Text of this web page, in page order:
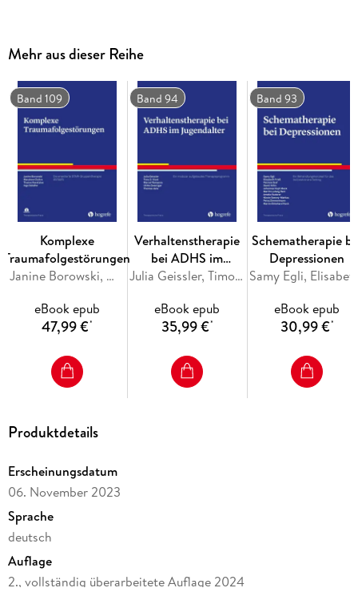
ressourcentheoretischen Ansatz. Danach entstehen die
elterlichen Erziehungsschwierigkeiten nicht aus einer
allgemeinen Unfähigkeit, sondern aus Überlastung und
ungenutzten Verhaltensmöglichkeiten. Die Eltern werden
angeleitet, wie sie ihr "schwieriges Kind" besser anleiten
Anweisungen zu geben, das Kind durch Lob und Tadel zu
lenken und die Hausaufgaben nach einem vorgegebenen Plan
machen zu lassen. Schließlich werden sie darin beraten, wie
sich die Familie neu und besser zusammenfinden kann.
Das Buch schildert den theoretischen Hintergrund des
Konzeptes und gibt eine genaue Anleitung zum Training in
Form von Manualen für das Einzel- und Gruppentraining. Die
Arbeitsmaterialien können nach erfolgter Registrierung von
der Website des Hogrefe Verlags heruntergeladen werden.
Mehr aus dieser Reihe
Band 109
Komplexe
Traumafolgestörungen
Janine Borowski, Marylene Cloitre, Thanos Karatzias, Ingo Schäfer
eBook epub
47,99 €*
Band 94
Verhaltenstherapie
bei ADHS im
Jugendalter
Julia Geissler, Timo D. Vloet, Ulrike Zwanzger, Marcel Romanos, Thomas Jans
eBook epub
35,99 €*
Band 93
Schematherapie
Depressionen
eBook epub
30,99 €*
Produktdetails
Erscheinungsdatum
06. November 2023
Sprache
deutsch
Auflage
2., vollständig überarbeitete Auflage 2024